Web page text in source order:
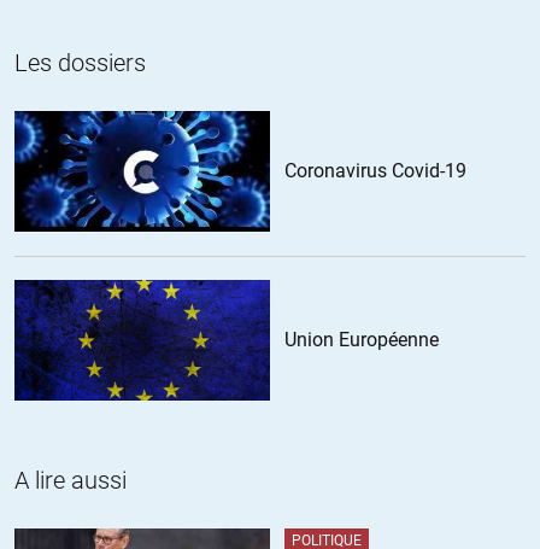
compétences ainsi que le métier que nous exerssons.
christian gedeon//21.03.2016 à 12h27
Ce que les USA ne peuvent pas faire ouvertement…ben,les
« canadiens » le font,subrepticement…en bons relais de la
politique US.Ce n’est pas d’aujourd’hui…
christian gedeon//21.03.2016 à 12h30
Les dossiers
Coronavirus Covid-19
Union Européenne
A lire aussi
POLITIQUE